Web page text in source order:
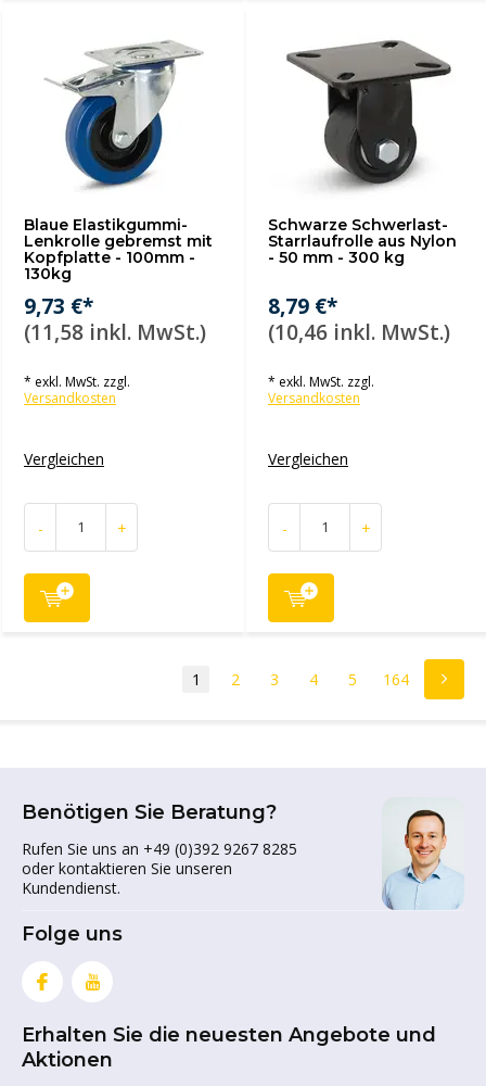
Blaue Elastikgummi-
Lenkrolle gebremst mit
Kopfplatte - 100mm -
130kg
9,73 €*
(11,58 inkl. MwSt.)
* exkl. MwSt. zzgl.
Versandkosten
Vergleichen
- +
Schwarze Schwerlast-
Starrlaufrolle aus Nylon
- 50 mm - 300 kg
8,79 €*
(10,46 inkl. MwSt.)
* exkl. MwSt. zzgl.
Versandkosten
Vergleichen
- +
1 2 3 4 5 164
Benötigen Sie Beratung?
Rufen Sie uns an +49 (0)392 9267 8285
oder kontaktieren Sie unseren
Kundendienst.
Folge uns
Erhalten Sie die neuesten Angebote und
Aktionen